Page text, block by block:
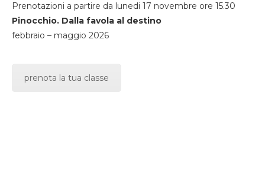
Prenotazioni a partire da lunedi 17 novembre ore 15.30
Pinocchio. Dalla favola al destino
febbraio – maggio 2026
prenota la tua classe